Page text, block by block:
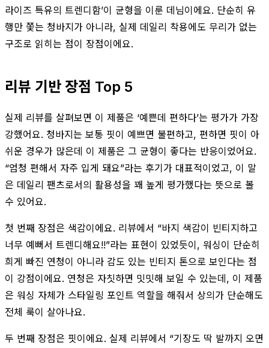
라이즈 특유의 트렌디함’이 균형을 이룬 데님이에요. 단순히 유
행만 쫓는 청바지가 아니라, 실제 데일리 착용에도 무리가 없는
구조로 읽히는 점이 장점이에요.
리뷰 기반 장점 Top 5
실제 리뷰를 살펴보면 이 제품은 ‘예쁜데 편하다’는 평가가 가장
강했어요. 청바지는 보통 핏이 예쁘면 불편하고, 편하면 핏이 아
쉬운 경우가 많은데 이 제품은 그 균형이 좋다는 반응이었어요.
“엄청 편해서 자주 입게 돼요”라는 후기가 대표적이었고, 이 말
은 데일리 팬츠로서의 활용성을 꽤 높게 평가했다는 뜻으로 볼
수 있어요.
첫 번째 장점은 색감이에요. 리뷰에서 “바지 색감이 빈티지하고
너무 예뻐서 트렌디해요!!”라는 표현이 있었듯이, 워싱이 단순히
희게 빠진 연청이 아니라 감도 있는 빈티지 톤으로 보인다는 점
이 강점이에요. 연청은 자칫하면 밋밋해 보일 수 있는데, 이 제품
은 워싱 자체가 스타일링 포인트 역할을 해줘서 상의가 단순해도
전체 룩이 살아나요.
두 번째 장점은 핏이에요. 실제 리뷰에서 “기장도 딱 발까지 오면